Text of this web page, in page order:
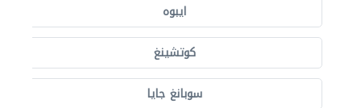
ايبوه
كوتشينغ
سوبانغ جايا